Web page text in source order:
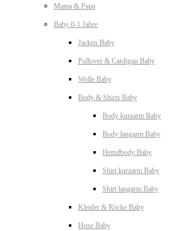
Mama & Papa
Baby 0-1 Jahre
Jacken Baby
Pullover & Cardigan Baby
Wolle Baby
Body & Shirts Baby
Body kurzarm Baby
Body langarm Baby
Hemdbody Baby
Shirt kurzarm Baby
Shirt langarm Baby
Kleider & Röcke Baby
Hose Baby